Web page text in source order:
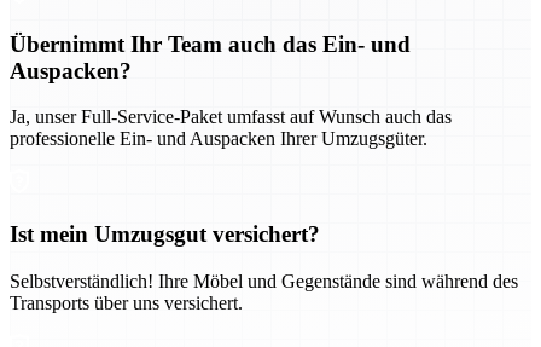
Übernimmt Ihr Team auch das Ein- und
Auspacken?
Ja, unser Full-Service-Paket umfasst auf Wunsch auch das
professionelle Ein- und Auspacken Ihrer Umzugsgüter.
Ist mein Umzugsgut versichert?
Selbstverständlich! Ihre Möbel und Gegenstände sind während des
Transports über uns versichert.